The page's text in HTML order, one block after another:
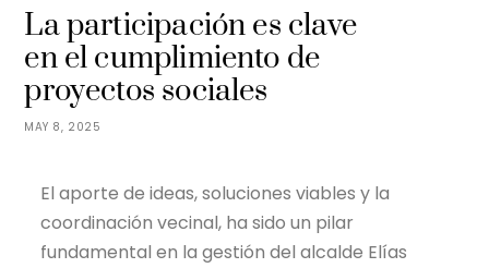
MAY 8, 2025
La participación es clave
en el cumplimiento de
proyectos sociales
El aporte de ideas, soluciones viables y la
coordinación vecinal, ha sido un pilar
fundamental en la gestión del alcalde Elías